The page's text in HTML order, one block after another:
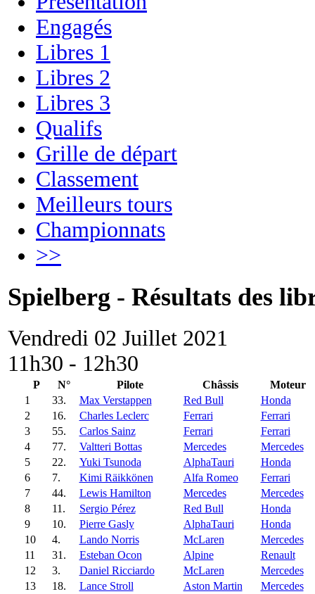
Engagés
Libres 1
Libres 2
Libres 3
Qualifs
Grille de départ
Classement
Meilleurs tours
Championnats
>>
Spielberg - Résultats des
Vendredi 02 Juillet 2021
11h30 - 12h30
P N° Pilote Châssis
Moteur
1
33. Max Verstappen Red Bull
Honda
2
16. Charles Leclerc Ferrari
Ferrari
3
55. Carlos Sainz Ferrari
Ferrari
4
77. Valtteri Bottas Mercedes
Mercedes
5
22. Yuki Tsunoda AlphaTauri
Honda
6
7. Kimi Räikkönen Alfa Romeo
Ferrari
7
44. Lewis Hamilton Mercedes
Mercedes
8
11. Sergio Pérez Red Bull
Honda
9
10. Pierre Gasly AlphaTauri
Honda
10
4. Lando Norris McLaren
Mercedes
11
31. Esteban Ocon Alpine
Renault
12
3. Daniel Ricciardo McLaren
Mercedes
13
18. Lance Stroll Aston Martin
Mercedes